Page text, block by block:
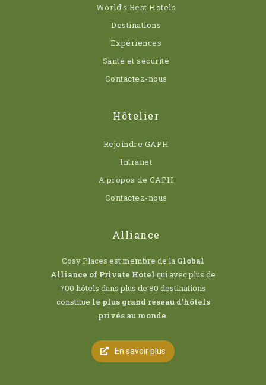
World’s Best Hotels
Destinations
Expériences
Santé et sécurité
Contactez-nous
Hôtelier
Rejoindre GAPH
Intranet
A propos de GAPH
Contactez-nous
Alliance
Cosy Places est membre de la Global
Alliance of Private Hotel qui avec plus de
700 hôtels dans plus de 80 destinations
constitue le plus grand réseau d’hôtels
privés au monde.
En savoir plus